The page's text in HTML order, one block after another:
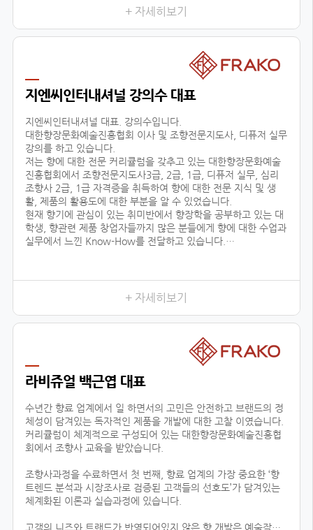
+ 자세히보기
지엔씨인터내셔널 강의수 대표
지엔씨인터내셔널 대표. 강의수입니다.
대한향장문화예술진흥협회 이사 및 조향전문지도사, 디퓨저 실무
강의를 하고 있습니다.
저는 향에 대한 전문 커리큘럼을 갖추고 있는 대한향장문화예술
진흥협회에서 조향전문지도사3급, 2급, 1급, 디퓨저 실무, 심리
조향사 2급, 1급 자격증을 취득하여 향에 대한 전문 지식 및 생
활, 제품의 활용도에 대한 부분을 알 수 있었습니다.
현재 향기에 관심이 있는 취미반에서 향장학을 공부하고 있는 대
학생, 향관련 제품 창업자들까지 많은 분들에게 향에 대한 수업과
실무에서 느낀 Know-How를 전달하고 있습니다.
등을 생산, 판매, 수출하고 있으며, 타 브랜드 제품 기획, 컨설팅
+ 자세히보기
라비쥬얼 백근엽 대표
수년간 향료 업계에서 일 하면서의 고민은 안전하고 브랜드의 정
체성이 담겨있는 독자적인 제품을 개발에 대한 고찰 이였습니다.
커리큘럼이 체계적으로 구성되어 있는 대한향장문화예술진흥협
회에서 조향사 교육을 받았습니다.
조향사과정을 수료하면서 첫 번째, 향료 업계의 가장 중요한 ‘향
트렌드 분석과 시장조사로 검증된 고객들의 선호도’가 담겨있는
체계화된 이론과 실습과정에 있습니다.
고객의 니즈와 트랜드가 반영되어있지 않은 향 개발은 예술작품